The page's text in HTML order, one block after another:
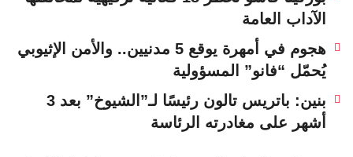
الآداب العامة
هجوم في أمهرة يوقع 5 مدنيين.. والأمن الإثيوبي
يُحمّل “فانو” المسؤولية
بنين: باتريس تالون رئيسًا لـ”الشيوخ” بعد 3
أشهر على مغادرته الرئاسة